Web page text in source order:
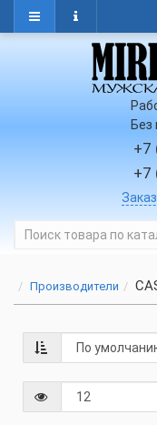
Без
+7
+7
Производители